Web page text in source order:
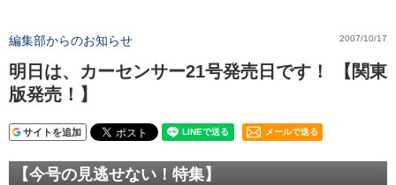
編集部からのお知らせ 2007/10/17
明日は、カーセンサー21号発売日です！ 【関東
版発売！】
サイトを追加 メールで送る
【今号の見逃せない！特集】